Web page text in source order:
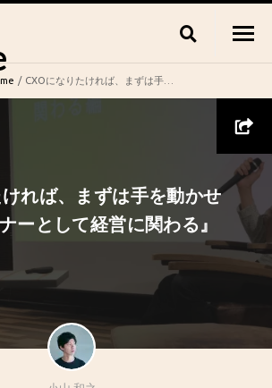
CXOになりたければ、まずは手を動かせ—— 『デザイナーとして経営に関わる』#cxonight
れば、まずは手を動かせ
ーとして経営に関わる』